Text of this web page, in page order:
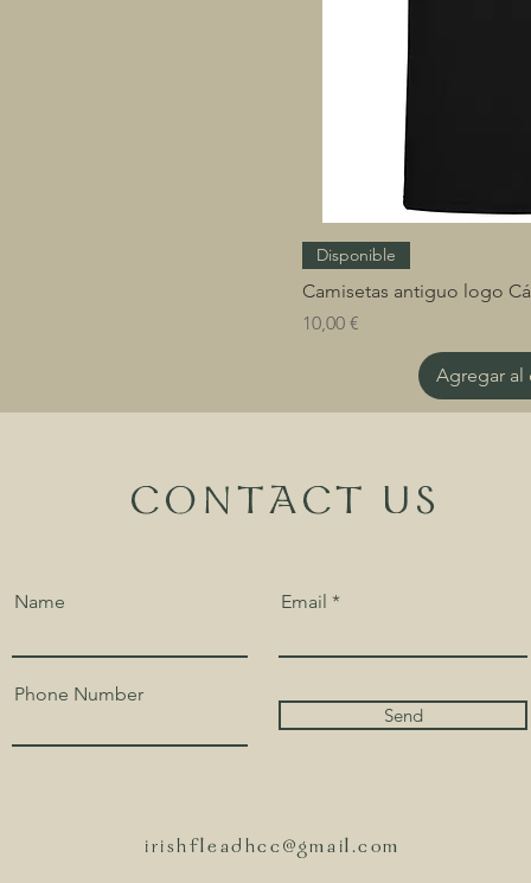
Disponible
Camisetas antiguo logo
Precio
10,00 €
Agregar al
CONTACT US
Name Email
Phone Number
Send
irishfleadhcc@gmail.com